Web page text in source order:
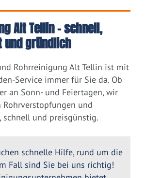
Alt Tellin – schnell,
gründlich
Rohrreinigung Alt Tellin ist mit
Service immer für Sie da. Ob
an Sonn- und Feiertagen, wir
und
schnell und preisgünstig.
schnelle Hilfe, rund um die
Fall sind Sie bei uns richtig!